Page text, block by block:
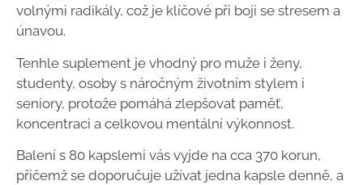
volnými radikály, což je klíčové při boji se stresem a
únavou.
Tenhle suplement je vhodný pro muže i ženy,
studenty, osoby s náročným životním stylem i
seniory, protože pomáhá zlepšovat paměť,
koncentraci a celkovou mentální výkonnost.
Balení s 80 kapslemi vás vyjde na cca 370 korun,
přičemž se doporučuje užívat jedna kapsle denně, a